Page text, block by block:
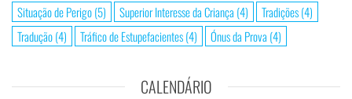
Situação de Perigo(5) Superior Interesse da Criança (4) Tradições(4)
Tradução(4) Tráfico de Estupefacientes(4) Ónus da Prova (4)
CALENDÁRIO